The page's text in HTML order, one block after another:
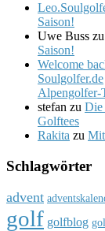
Saison!
Uwe Buss zu
Saison!
Welcome
Soulgolfer.de
Alpengolfer-
stefan zu Die
Golftees
Rakita zu
Schlagwörter
advent
golf golfblog